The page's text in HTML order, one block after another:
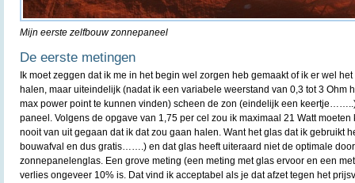
Mijn eerste zelfbouw zonnepaneel
De eerste metingen
Ik moet zeggen dat ik me in het begin wel zorgen heb gemaakt of ik er wel
halen, maar uiteindelijk (nadat ik een variabele weerstand van 0,3 tot 3 Ohm
max power point te kunnen vinden) scheen de zon (eindelijk een
paneel. Volgens de opgave van 1,75 per cel zou ik maximaal 21 Watt
nooit van uit gegaan dat ik dat zou gaan halen. Want het glas dat ik gebruikt
bouwafval en dus gratis…….) en dat glas heeft uiteraard niet de optimale
zonnepanelenglas. Een grove meting (een meting met glas ervoor en een
verlies ongeveer 10% is. Dat vind ik acceptabel als je dat afzet tegen het